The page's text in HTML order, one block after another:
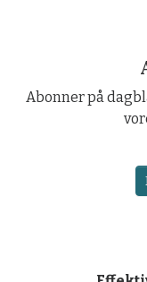
Abonner på